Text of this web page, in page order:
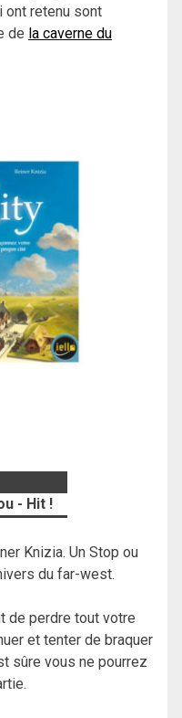
ont retenu sont
de la caverne du
- Hit !
Knizia. Un Stop ou
du far-west.
de perdre tout votre
et tenter de braquer
sûre vous ne pourrez